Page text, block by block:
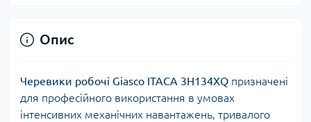
Опис
Черевики робочі Giasco ITACA 3H134XQ призначені
для професійного використання в умовах
інтенсивних механічних навантажень, тривалого